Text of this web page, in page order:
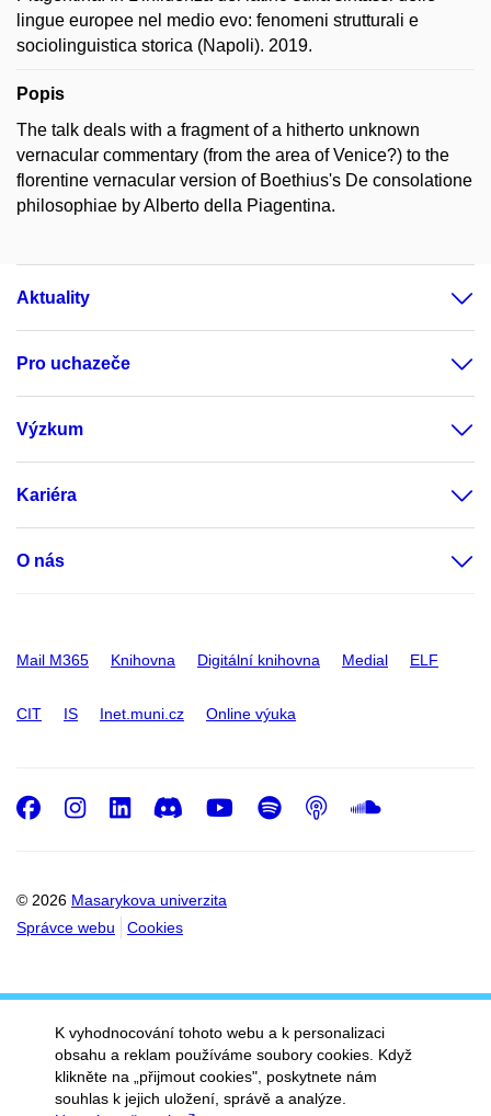
lingue europee nel medio evo: fenomeni strutturali e
sociolinguistica storica (Napoli). 2019.
Popis
The talk deals with a fragment of a hitherto unknown
vernacular commentary (from the area of Venice?) to the
florentine vernacular version of Boethius's De consolatione
philosophiae by Alberto della Piagentina.
Aktuality
Pro uchazeče
Výzkum
Kariéra
O nás
Mail M365 Knihovna Digitální knihovna Medial ELF
CIT IS Inet.muni.cz Online výuka
© 2026 Masarykova univerzita
Správce webu
Cookies
Facebook
Instagram
LinkedIn
DiscordYoutube
Spotify
Podcast
K vyhodnocování tohoto webu a k personalizaci
obsahu a reklam používáme soubory cookies. Když
klikněte na „přijmout cookies", poskytnete nám
souhlas k jejich uložení, správě a analýze.